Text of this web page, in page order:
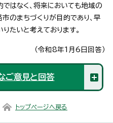
はなく、将来においても地域の
のまちづくりが目的であり、早
たいと考えております。
（令和8年1月6日回答）
ご意見と回答
トップページへ戻る